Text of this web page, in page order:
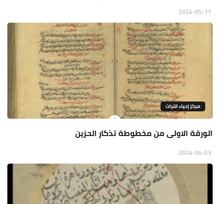
مركز إحياء التراث
الورقة الاولى من مخطوطة تذكار الحزين